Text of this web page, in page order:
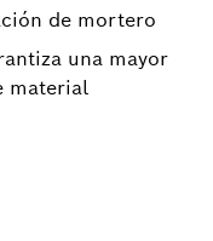
de mortero
una mayor
material